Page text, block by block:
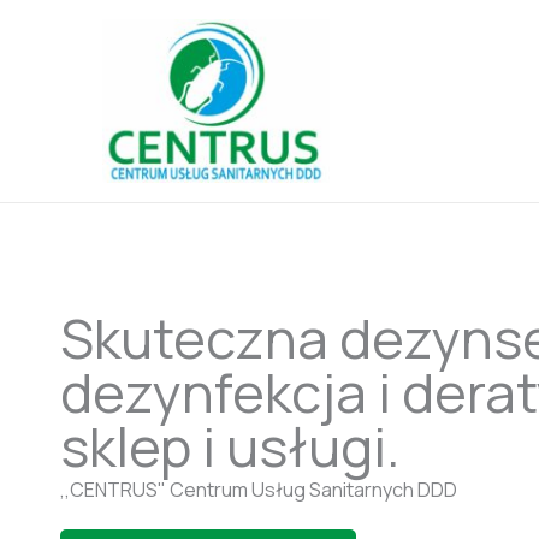
Skuteczna
dezynfekcja i
sklep i usługi.
,,CENTRUS" Centrum Usług Sanitarnych DDD